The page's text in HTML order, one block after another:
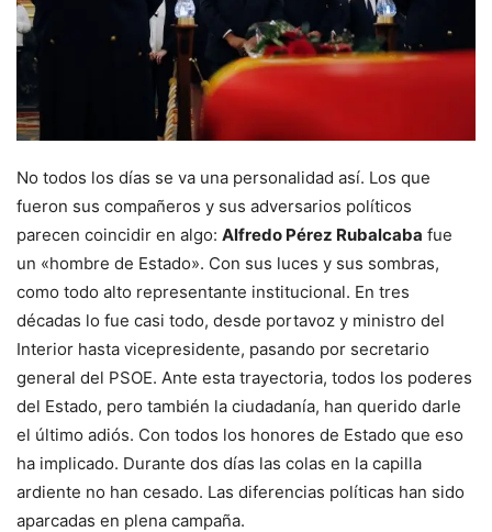
No todos los días se va una personalidad así. Los que
fueron sus compañeros y sus adversarios políticos
parecen coincidir en algo: Alfredo Pérez Rubalcaba fue
un «hombre de Estado». Con sus luces y sus sombras,
como todo alto representante institucional. En tres
décadas lo fue casi todo, desde portavoz y ministro del
Interior hasta vicepresidente, pasando por secretario
general del PSOE. Ante esta trayectoria, todos los poderes
del Estado, pero también la ciudadanía, han querido darle
el último adiós. Con todos los honores de Estado que eso
ha implicado. Durante dos días las colas en la capilla
ardiente no han cesado. Las diferencias políticas han sido
aparcadas en plena campaña.